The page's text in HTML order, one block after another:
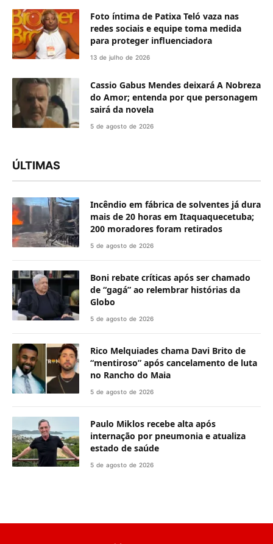
Foto íntima de Patixa Teló vaza nas
redes sociais e equipe toma medida
para proteger influenciadora
13 de julho de 2026
Cassio Gabus Mendes deixará A Nobreza
do Amor; entenda por que personagem
sairá da novela
5 de agosto de 2026
ÚLTIMAS
Incêndio em fábrica de solventes já dura
mais de 20 horas em Itaquaquecetuba;
200 moradores foram retirados
5 de agosto de 2026
Boni rebate críticas após ser chamado
de “gagá” ao relembrar histórias da
Globo
5 de agosto de 2026
Rico Melquiades chama Davi Brito de
“mentiroso” após cancelamento de luta
no Rancho do Maia
5 de agosto de 2026
Paulo Miklos recebe alta após
internação por pneumonia e atualiza
estado de saúde
5 de agosto de 2026